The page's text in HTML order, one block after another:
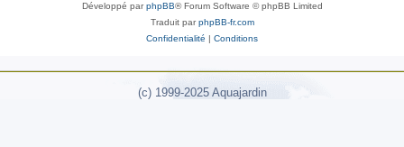
Développé parphpBB® Forum Software © phpBB Limited
Traduit parphpBB-fr.com
Confidentialité | Conditions
(c) 1999-2025 Aquajardin